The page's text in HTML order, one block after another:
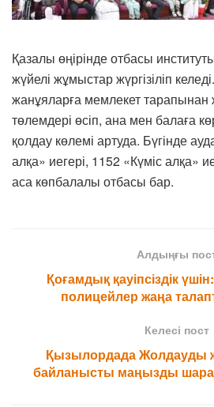
Қазалы өңірінде отбасы
жүйелі жұмыстар жүргізіліп
жанұяларға мемлекет
төлемдері өсіп, ана мен балаға
қолдау көлемі артуда. Бүгінде
алқа» иегері, 1152 «Күміс алқа»
аса көпбалалы отбасы бар.
Алдыңғы
Қоғамдық қауіпсіздік
полицейлер жаңа
Келесі пост
Қызылордада Жолдауды
байланысты маңызды